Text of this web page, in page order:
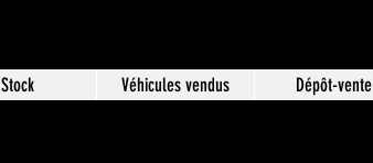
Stock Véhicules vendus Dépôt-vente